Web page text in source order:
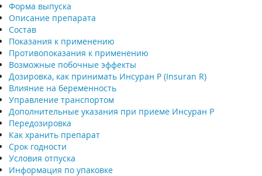
Форма выпуска
Описание препарата
Состав
Показания к применению
Противопоказания к применению
Возможные побочные эффекты
Дозировка, как принимать Инсуран Р (Insuran R)
Влияние на беременность
Управление транспортом
Дополнительные указания при приеме Инсуран Р
Передозировка
Как хранить препарат
Срок годности
Условия отпуска
Информация по упаковке